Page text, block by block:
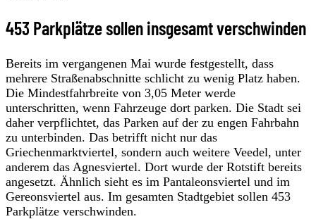
453 Parkplätze sollen insgesamt verschwinden
Bereits im vergangenen Mai wurde festgestellt, dass
mehrere Straßenabschnitte schlicht zu wenig Platz haben.
Die Mindestfahrbreite von 3,05 Meter werde
unterschritten, wenn Fahrzeuge dort parken. Die Stadt sei
daher verpflichtet, das Parken auf der zu engen Fahrbahn
zu unterbinden. Das betrifft nicht nur das
Griechenmarktviertel, sondern auch weitere Veedel, unter
anderem das Agnesviertel. Dort wurde der Rotstift bereits
angesetzt. Ähnlich sieht es im Pantaleonsviertel und im
Gereonsviertel aus. Im gesamten Stadtgebiet sollen 453
Parkplätze verschwinden.